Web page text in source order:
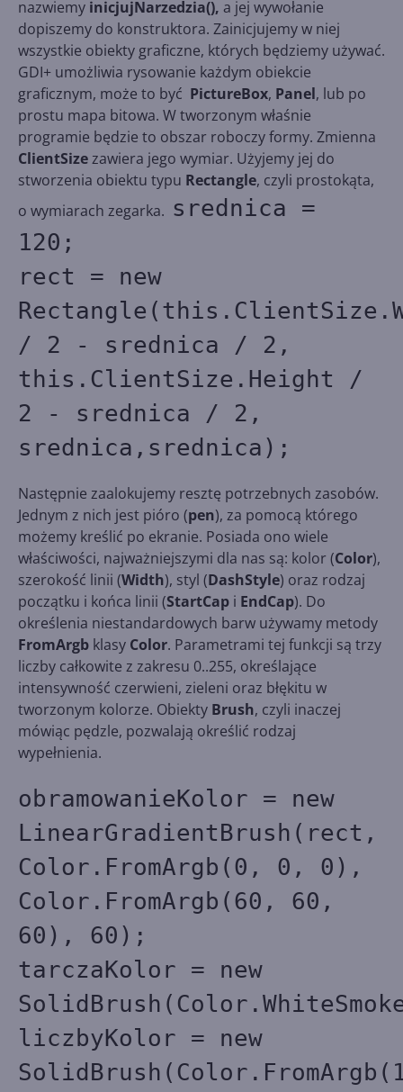
nazwiemy inicjujNarzedzia(), a jej wywołanie
dopiszemy do konstruktora. Zainicjujemy w niej
wszystkie obiekty graficzne, których będziemy używać.
GDI+ umożliwia rysowanie każdym obiekcie
graficznym, może to być PictureBox, Panel, lub po
prostu mapa bitowa. W tworzonym właśnie
programie będzie to obszar roboczy formy. Zmienna
ClientSizezawiera jego wymiar. Użyjemy jej do
stworzenia obiektu typu Rectangle, czyli prostokąta,
o wymiarach zegarka. srednica =
120;
rect = new
/ 2 - srednica / 2,
this.ClientSize.Height /
2 - srednica / 2,
srednica,srednica);
Następnie zaalokujemy resztę potrzebnych zasobów.
Jednym z nich jest pióro (pen), za pomocą którego
możemy kreślić po ekranie. Posiada ono wiele
właściwości, najważniejszymi dla nas są: kolor (Color),
szerokość linii (Width), styl (DashStyle) oraz rodzaj
początku i końca linii (StartCap i EndCap). Do
określenia niestandardowych barw używamy metody
FromArgb klasy Color. Parametrami tej funkcji są trzy
liczby całkowite z zakresu 0..255, określające
intensywność czerwieni, zieleni oraz błękitu w
tworzonym kolorze. Obiekty Brush, czyli inaczej
mówiąc pędzle, pozwalają określić rodzaj
wypełnienia.
obramowanieKolor = new
LinearGradientBrush(rect,
Color.FromArgb(0, 0, 0),
Color.FromArgb(60, 60,
60), 60);
tarczaKolor = new
liczbyKolor = new